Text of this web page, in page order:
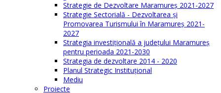
Strategie de Dezvoltare Maramureș 2021-2027
Strategie Sectorială - Dezvoltarea și
Promovarea Turismului în Maramureș 2021-
2027
Strategia investiţională a județului Maramureș
pentru perioada 2021-2030
Strategia de dezvoltare 2014 - 2020
Planul Strategic Instituţional
Mediu
Proiecte